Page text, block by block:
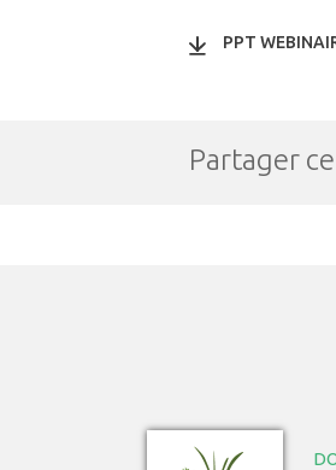
PPT
Partager